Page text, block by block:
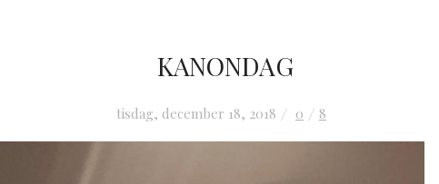
KANONDAG
tisdag, december 18, 2018 0 8